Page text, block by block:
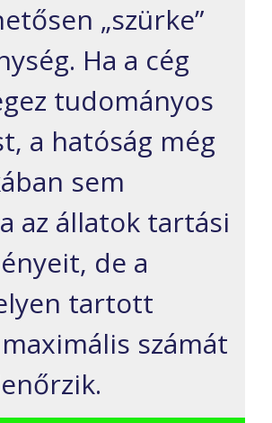
„szürke”
Ha a cég
tudományos
a hatóság még
sem
az állatok tartási
de a
tartott
számát